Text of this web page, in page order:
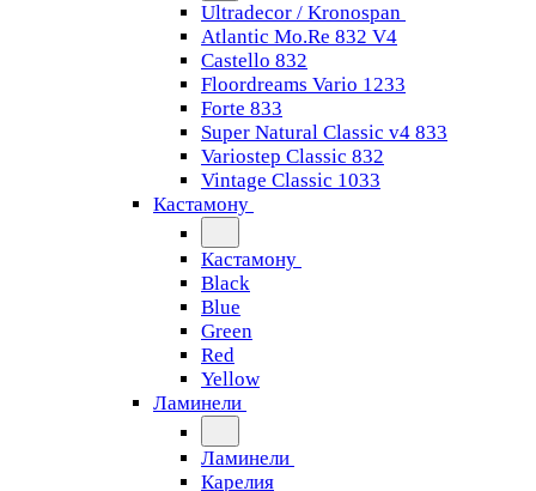
Ultradecor / Kronospan
Atlantic Mo.Re 832 V4
Castello 832
Floordreams Vario 1233
Forte 833
Super Natural Classic v4 833
Variostep Classic 832
Vintage Classic 1033
Кастамону
Кастамону
Black
Blue
Green
Red
Yellow
Ламинели
Ламинели
Карелия